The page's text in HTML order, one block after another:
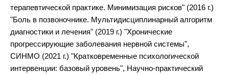
терапевтической практике. Минимизация рисков" (2016 г.)
"Боль в позвоночнике. Мультидисциплинарный алгоритм
диагностики и лечения" (2019 г.) "Хронические
прогрессирующие заболевания нервной системы",
СИНМО (2021 г.) "Кратковременные психологической
интервенции: базовый уровень", Научно-практический